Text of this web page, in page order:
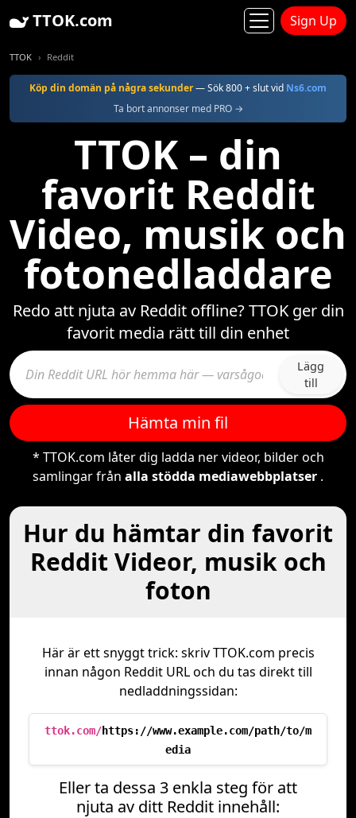
TTOK.com Sign Up
TTOK Reddit
Köp din domän på några sekunder— Sök 800 + slut vid Ns6.com
Ta bort annonser med PRO →
TTOK – din
favorit Reddit
Video, musik och
fotonedladdare
Redo att njuta av Reddit offline? TTOK ger din
favorit media rätt till din enhet
Lägg
till
Hämta min fil
* TTOK.com låter dig ladda ner videor, bilder och
samlingar från alla stödda mediawebbplatser .
Hur du hämtar din favorit
Reddit Videor, musik och
foton
Här är ett snyggt trick: skriv TTOK.com precis
innan någon Reddit URL och du tas direkt till
nedladdningssidan:
ttok.com/https://www.example.com/path/to/m
edia
Eller ta dessa 3 enkla steg för att
njuta av ditt Reddit innehåll: